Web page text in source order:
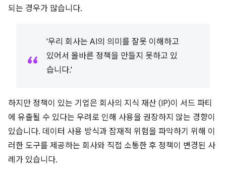
되는 경우가 많습니다.
'우리 회사는 AI의 의미를 잘못 이해하고
있어서 올바른 정책을 만들지 못하고 있
습니다.'
하지만 정책이 있는 기업은 회사의 지식 재산 (IP)이 서드 파티
에 유출될 수 있다는 우려로 인해 사용을 권장하지 않는 경향이
있습니다. 데이터 사용 방식과 잠재적 위험을 파악하기 위해 이
러한 도구를 제공하는 회사와 직접 소통한 후 정책이 변경된 사
례가 있습니다.